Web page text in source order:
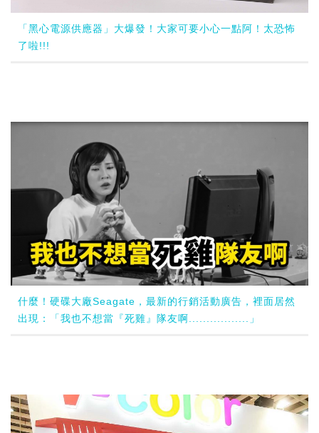
「黑心電源供應器」大爆發！大家可要小心一點阿！太恐怖
了啦!!!
什麼！硬碟大廠Seagate，最新的行銷活動廣告，裡面居然
出現：「我也不想當『死雞』隊友啊.................」